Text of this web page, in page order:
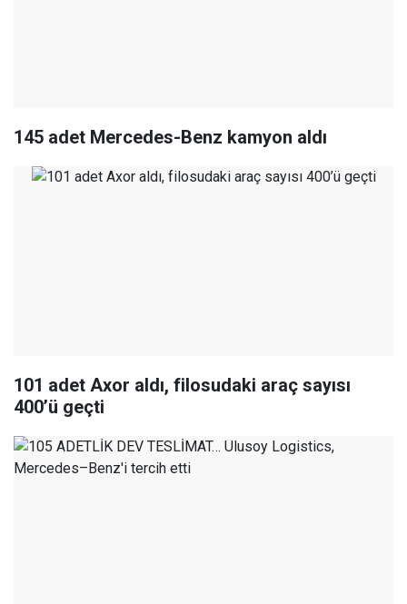
145 adet Mercedes-Benz kamyon aldı
101 adet Axor aldı, filosudaki araç sayısı
400’ü geçti